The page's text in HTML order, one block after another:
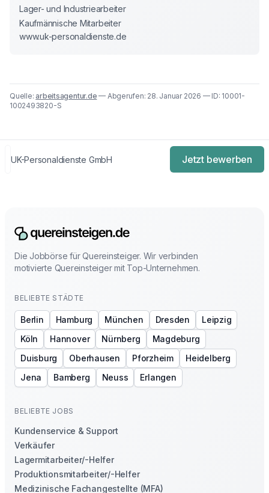
Lager- und Industriearbeiter
Kaufmännische Mitarbeiter
www.uk-personaldienste.de
Quelle:arbeitsagentur.de — Abgerufen: 28. Januar 2026 — ID: 10001-
1002493820-S
UK-Personaldienste GmbH Jetzt bewerben
Die Jobbörse für Quereinsteiger. Wir verbinden
motivierte Quereinsteiger mit Top-Unternehmen.
BELIEBTE STÄDTE
Berlin Hamburg München Dresden
Leipzig
Köln
Hannover Nürnberg
Magdeburg
Duisburg
Oberhausen Pforzheim
Heidelberg
Jena
Bamberg Neuss Erlangen
BELIEBTE JOBS
Kundenservice & Support
Verkäufer
Lagermitarbeiter/-Helfer
Produktionsmitarbeiter/-Helfer
Medizinische Fachangestellte (MFA)